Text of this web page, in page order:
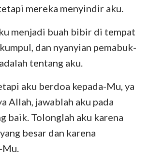
mereka menyindir aku.
menjadi buah bibir di tempat
dan nyanyian pemabuk-
tentang aku.
aku berdoa kepada-Mu, ya
Allah, jawablah aku pada
baik. Tolonglah aku karena
besar dan karena